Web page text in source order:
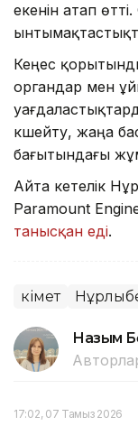
екенін атап
Кеңес
органдар мен
күшейту, жаңа
бағытындағы
Айта кетелік
Paramount
танысқан еді.
Үкімет
Назым
17:02, 07 Тамыз 2026